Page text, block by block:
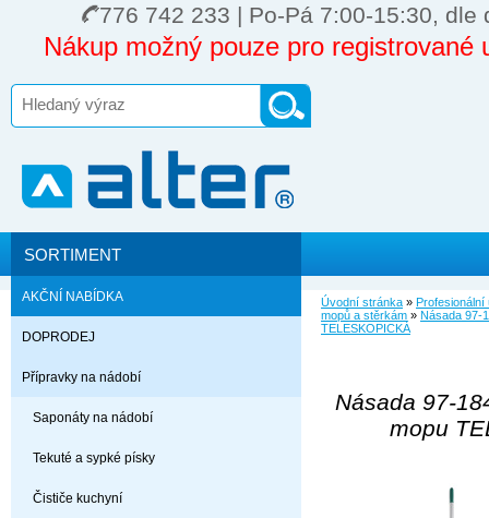
776 742 233 | Po-Pá 7:00-15:30, dle
Nákup možný pouze pro registrované
SORTIMENT
AKČNÍ NABÍDKA
DOPRODEJ
Přípravky na nádobí
Saponáty na nádobí
Tekuté a sypké písky
Čističe kuchyní
Úvodní stránka » Profesionální
mopů a stěrkám » Násada 97-
TELESKOPICKÁ
Násada 97-
mopu